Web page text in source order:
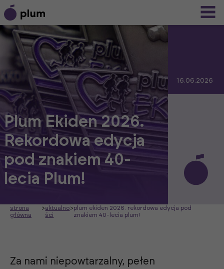
Plum Ekiden 2026.
Rekordowa edycja
pod znakiem 40-
lecia Plum!
16.06.2026
strona
główna
>aktualno
ści
>plum ekiden 2026. rekordowa edycja pod
znakiem 40-lecia plum!
Za nami niepowtarzalny, pełen